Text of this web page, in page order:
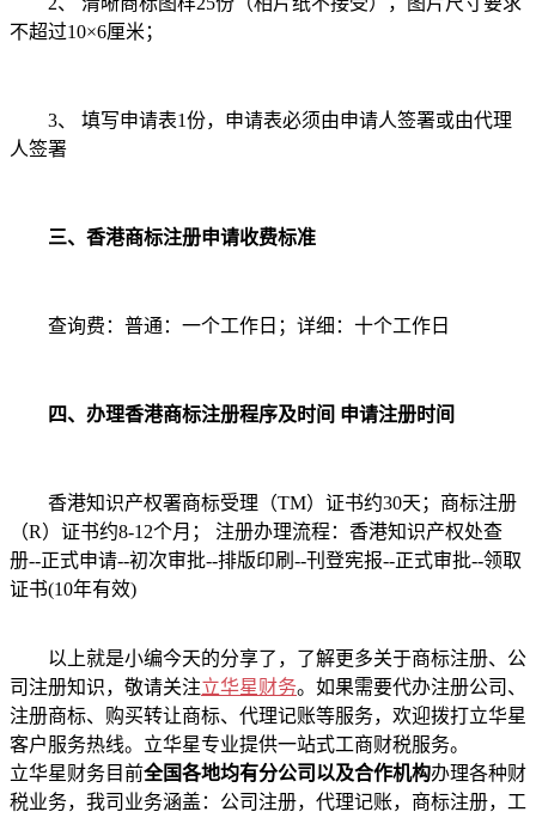
不超过10×6厘米；
3、 填写申请表1份，申请表必须由申请人签署或由代理
人签署
三、香港商标注册申请收费标准
查询费：普通：一个工作日；详细：十个工作日
四、办理香港商标注册程序及时间 申请注册时间
香港知识产权署商标受理（TM）证书约30天；商标注册
（R）证书约8-12个月； 注册办理流程：香港知识产权处查
册--正式申请--初次审批--排版印刷--刊登宪报--正式审批--领取
证书(10年有效)
以上就是小编今天的分享了，了解更多关于商标注册、公
司注册知识，敬请关注立华星财务。如果需要代办注册公司、
注册商标、购买转让商标、代理记账等服务，欢迎拨打立华星
客户服务热线。立华星专业提供一站式工商财税服务。
立华星财务目前全国各地均有分公司以及合作机构办理各种财
税业务，我司业务涵盖：公司注册，代理记账，商标注册，工